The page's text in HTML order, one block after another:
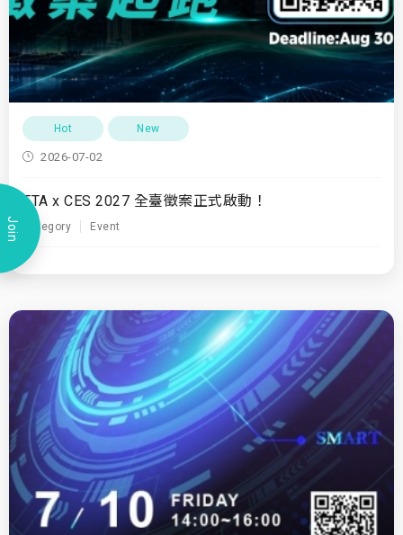
Join
Hot New
2026-07-02
TTA x CES 2027 全臺徵案正式啟動！
Category Event